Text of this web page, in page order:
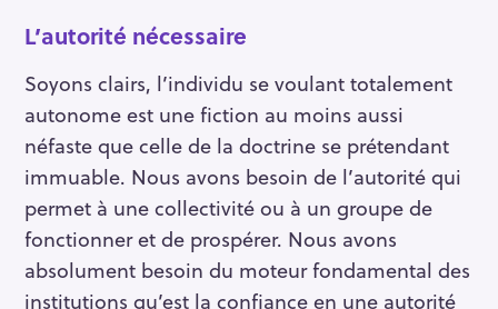
L’autorité nécessaire
Soyons clairs, l’individu se voulant totalement
autonome est une fiction au moins aussi
néfaste que celle de la doctrine se prétendant
immuable. Nous avons besoin de l’autorité qui
permet à une collectivité ou à un groupe de
fonctionner et de prospérer. Nous avons
absolument besoin du moteur fondamental des
institutions qu’est la confiance en une autorité